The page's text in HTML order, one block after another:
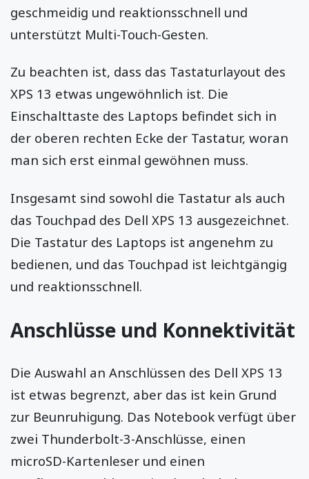
geschmeidig und reaktionsschnell und
unterstützt Multi-Touch-Gesten.
Zu beachten ist, dass das Tastaturlayout des
XPS 13 etwas ungewöhnlich ist. Die
Einschalttaste des Laptops befindet sich in
der oberen rechten Ecke der Tastatur, woran
man sich erst einmal gewöhnen muss.
Insgesamt sind sowohl die Tastatur als auch
das Touchpad des Dell XPS 13 ausgezeichnet.
Die Tastatur des Laptops ist angenehm zu
bedienen, und das Touchpad ist leichtgängig
und reaktionsschnell.
Anschlüsse und Konnektivität
Die Auswahl an Anschlüssen des Dell XPS 13
ist etwas begrenzt, aber das ist kein Grund
zur Beunruhigung. Das Notebook verfügt über
zwei Thunderbolt-3-Anschlüsse, einen
microSD-Kartenleser und einen